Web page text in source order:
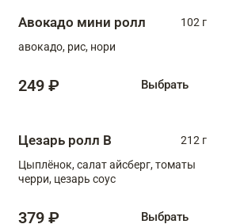
Авокадо мини ролл
102 г
авокадо, рис, нори
249 ₽ Выбрать
Цезарь ролл В
212 г
Цыплёнок, салат айсберг, томаты
черри, цезарь соус
379 ₽ Выбрать